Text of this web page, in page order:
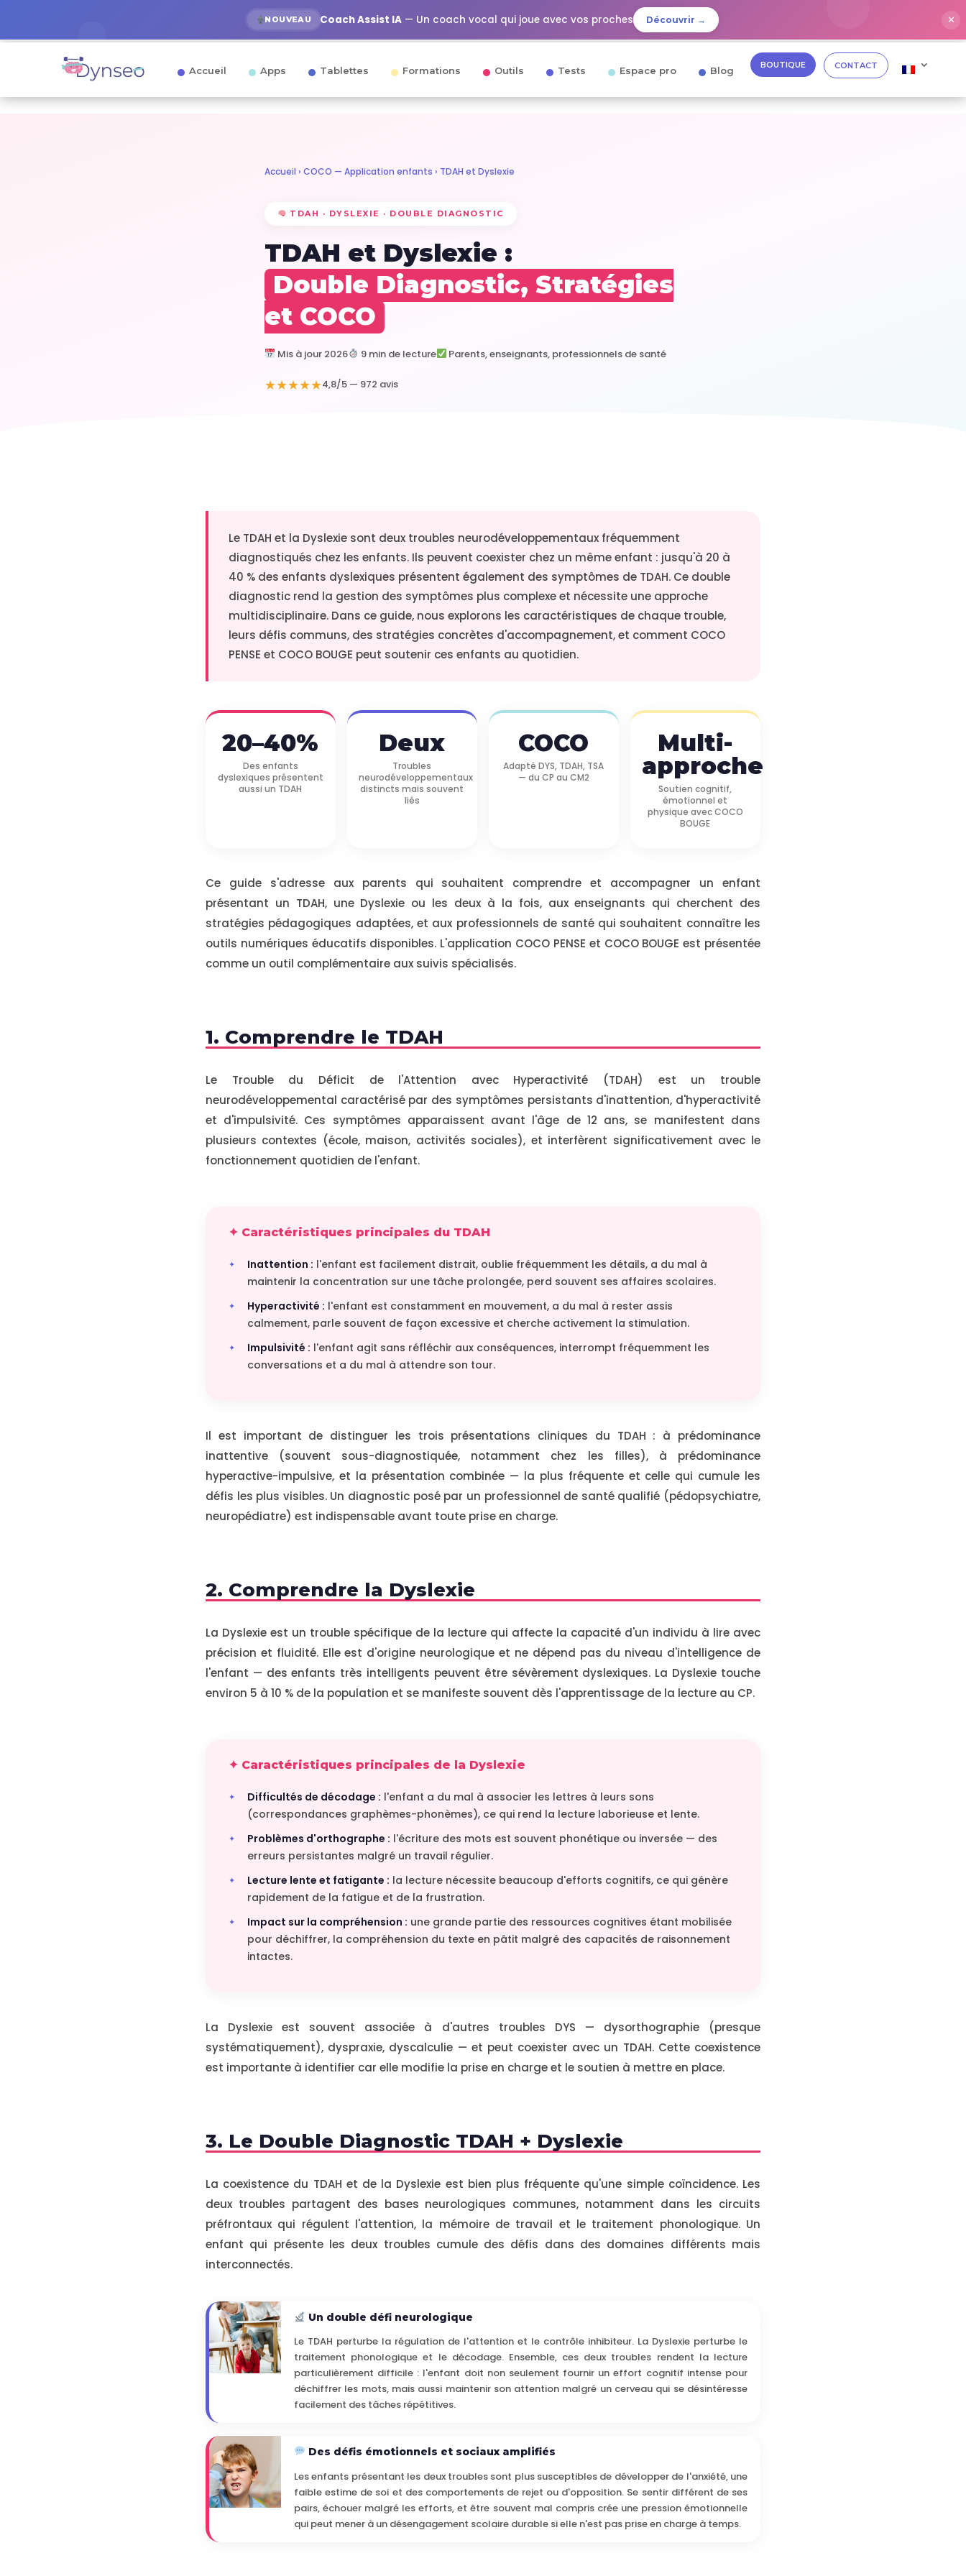
NOUVEAU Coach Assist IA — Un coach vocal qui joue avec vos proches Découvrir → ✕
Accueil Apps Tablettes Formations Outils Tests Espace pro Blog BOUTIQUE CONTACT
Accueil › COCO — Application enfants › TDAH et Dyslexie
TDAH · DYSLEXIE · DOUBLE DIAGNOSTIC
TDAH et Dyslexie :
Double Diagnostic, Stratégies
et COCO
Mis à jour 2026 9 min de lecture Parents, enseignants, professionnels de santé
★★★★★4,8/5 — 972 avis
Le TDAH et la Dyslexie sont deux troubles neurodéveloppementaux fréquemment
diagnostiqués chez les enfants. Ils peuvent coexister chez un même enfant : jusqu'à 20 à
40 % des enfants dyslexiques présentent également des symptômes de TDAH. Ce double
diagnostic rend la gestion des symptômes plus complexe et nécessite une approche
multidisciplinaire. Dans ce guide, nous explorons les caractéristiques de chaque trouble,
leurs défis communs, des stratégies concrètes d'accompagnement, et comment COCO
PENSE et COCO BOUGE peut soutenir ces enfants au quotidien.
20–40%
Des enfants
dyslexiques présentent
aussi un TDAH
Deux
Troubles
neurodéveloppementaux
distincts mais souvent
liés
COCO
Adapté DYS, TDAH, TSA
— du CP au CM2
Multi-
approche
Soutien cognitif,
émotionnel et
physique avec COCO
BOUGE
Ce guide s'adresse aux parents qui souhaitent comprendre et accompagner un enfant
présentant un TDAH, une Dyslexie ou les deux à la fois, aux enseignants qui cherchent des
stratégies pédagogiques adaptées, et aux professionnels de santé qui souhaitent connaître les
outils numériques éducatifs disponibles. L'application COCO PENSE et COCO BOUGE est présentée
comme un outil complémentaire aux suivis spécialisés.
1. Comprendre le TDAH
Le Trouble du Déficit de l'Attention avec Hyperactivité (TDAH) est un trouble
neurodéveloppemental caractérisé par des symptômes persistants d'inattention, d'hyperactivité
et d'impulsivité. Ces symptômes apparaissent avant l'âge de 12 ans, se manifestent dans
plusieurs contextes (école, maison, activités sociales), et interfèrent significativement avec le
fonctionnement quotidien de l'enfant.
✦ Caractéristiques principales du TDAH
Inattention : l'enfant est facilement distrait, oublie fréquemment les détails, a du mal à
maintenir la concentration sur une tâche prolongée, perd souvent ses affaires scolaires.
Hyperactivité : l'enfant est constamment en mouvement, a du mal à rester assis
calmement, parle souvent de façon excessive et cherche activement la stimulation.
Impulsivité : l'enfant agit sans réfléchir aux conséquences, interrompt fréquemment les
conversations et a du mal à attendre son tour.
Il est important de distinguer les trois présentations cliniques du TDAH : à prédominance
inattentive (souvent sous-diagnostiquée, notamment chez les filles), à prédominance
hyperactive-impulsive, et la présentation combinée — la plus fréquente et celle qui cumule les
défis les plus visibles. Un diagnostic posé par un professionnel de santé qualifié (pédopsychiatre,
neuropédiatre) est indispensable avant toute prise en charge.
2. Comprendre la Dyslexie
La Dyslexie est un trouble spécifique de la lecture qui affecte la capacité d'un individu à lire avec
précision et fluidité. Elle est d'origine neurologique et ne dépend pas du niveau d'intelligence de
l'enfant — des enfants très intelligents peuvent être sévèrement dyslexiques. La Dyslexie touche
environ 5 à 10 % de la population et se manifeste souvent dès l'apprentissage de la lecture au CP.
✦ Caractéristiques principales de la Dyslexie
Difficultés de décodage : l'enfant a du mal à associer les lettres à leurs sons
(correspondances graphèmes-phonèmes), ce qui rend la lecture laborieuse et lente.
Problèmes d'orthographe : l'écriture des mots est souvent phonétique ou inversée — des
erreurs persistantes malgré un travail régulier.
Lecture lente et fatigante : la lecture nécessite beaucoup d'efforts cognitifs, ce qui génère
rapidement de la fatigue et de la frustration.
Impact sur la compréhension : une grande partie des ressources cognitives étant mobilisée
pour déchiffrer, la compréhension du texte en pâtit malgré des capacités de raisonnement
intactes.
La Dyslexie est souvent associée à d'autres troubles DYS — dysorthographie (presque
systématiquement), dyspraxie, dyscalculie — et peut coexister avec un TDAH. Cette coexistence
est importante à identifier car elle modifie la prise en charge et le soutien à mettre en place.
3. Le Double Diagnostic TDAH + Dyslexie
La coexistence du TDAH et de la Dyslexie est bien plus fréquente qu'une simple coïncidence. Les
deux troubles partagent des bases neurologiques communes, notamment dans les circuits
préfrontaux qui régulent l'attention, la mémoire de travail et le traitement phonologique. Un
enfant qui présente les deux troubles cumule des défis dans des domaines différents mais
interconnectés.
Un double défi neurologique
Le TDAH perturbe la régulation de l'attention et le contrôle inhibiteur. La Dyslexie perturbe le
traitement phonologique et le décodage. Ensemble, ces deux troubles rendent la lecture
particulièrement difficile : l'enfant doit non seulement fournir un effort cognitif intense pour
déchiffrer les mots, mais aussi maintenir son attention malgré un cerveau qui se désintéresse
facilement des tâches répétitives.
Des défis émotionnels et sociaux amplifiés
Les enfants présentant les deux troubles sont plus susceptibles de développer de l'anxiété, une
faible estime de soi et des comportements de rejet ou d'opposition. Se sentir différent de ses
pairs, échouer malgré les efforts, et être souvent mal compris crée une pression émotionnelle
qui peut mener à un désengagement scolaire durable si elle n'est pas prise en charge à temps.